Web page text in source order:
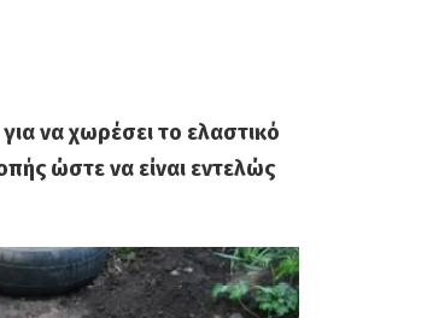
να χωρέσει το ελαστικό
ώστε να είναι εντελώς